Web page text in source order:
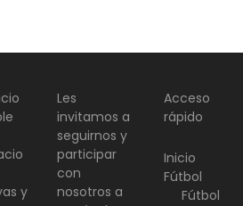
y
Les
invitamos a
seguirnos y
participar
con
nosotros a
Acceso
rápido
Inicio
Fútbol
Fútbol